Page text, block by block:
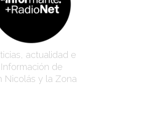
actualidad e
Información de
Nicolás y la Zona